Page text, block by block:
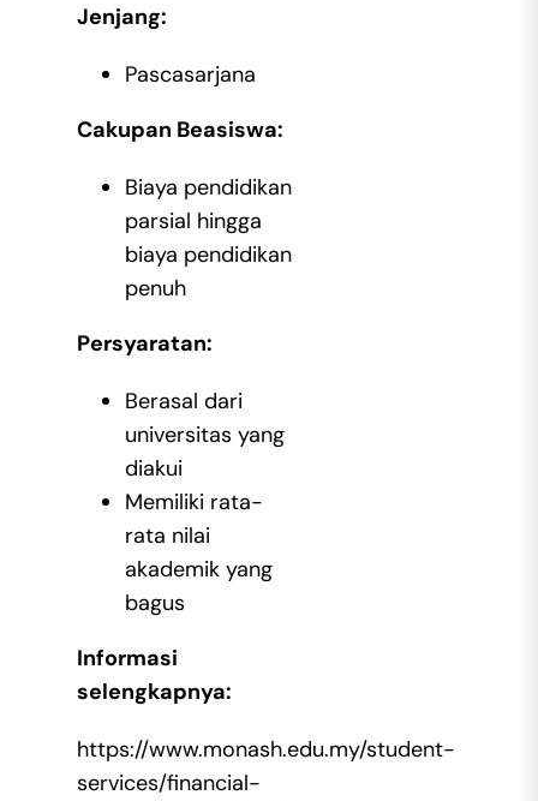
Jenjang:
Pascasarjana
Cakupan Beasiswa:
Biaya pendidikan
parsial hingga
biaya pendidikan
penuh
Persyaratan:
Berasal dari
universitas yang
diakui
Memiliki rata-
rata nilai
akademik yang
bagus
Informasi
selengkapnya:
https://www.monash.edu.my/student-
services/financial-